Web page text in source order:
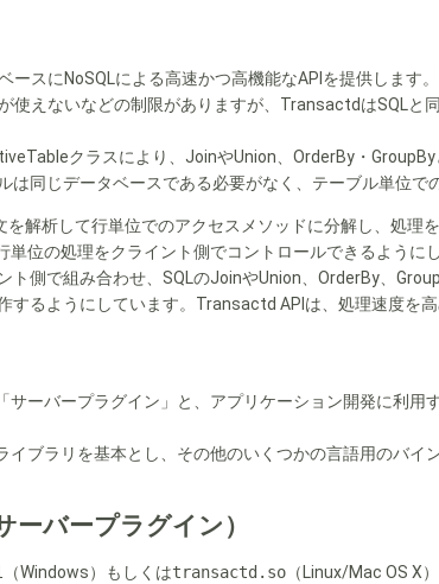
スにNoSQLによる高速かつ高機能なAPIを提供します
使えないなどの制限がありますが、TransactdはSQL
クラスにより、JoinやUnion、OrderBy・
は同じデータベースである必要がなく、テーブル単位で
解析して行単位でのアクセスメソッドに分解し、処理
位の処理をクライント側でコントロールできるように
ト側で組み合わせ、SQLのJoinやUnion、OrderBy、
するようにしています。Transactd APIは、処理速度を
ーバープラグイン」と、アプリケーション開発に利
ブラリを基本とし、その他のいくつかの言語用のバイ
バープラグイン）
（Windows）もしくはtransactd.so （Linux/Mac OS X